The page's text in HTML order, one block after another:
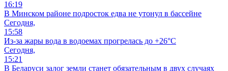
16:19
В Минском районе подросток едва не утонул в бассейне
Сегодня,
15:58
Из-за жары вода в водоемах прогрелась до +26°C
Сегодня,
15:21
В Беларуси залог земли станет обязательным в двух случаях